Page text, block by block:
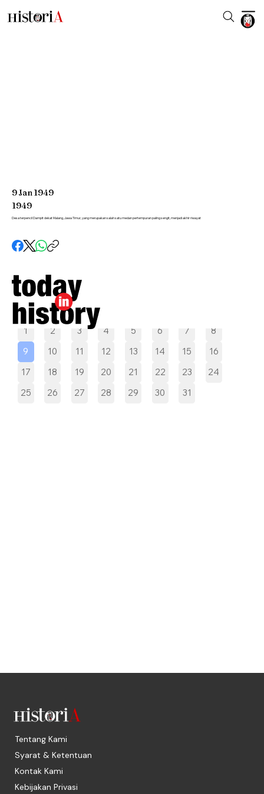
Pilih tanggal
1 2 3 4 5 6 7
8
9
10 11 12 13 14 15
16
17
18 19 20 21 22 23
24
25
26 27 28 29 30 31
9Jan1949
1949
Desa terpencil Dampit dekat Malang, Jawa Timur, yang merupakan salah satu medan pertempuran paling sengit, menjadi akhir riwayat
Tentang Kami
Syarat & Ketentuan
Kontak Kami
Kebijakan Privasi